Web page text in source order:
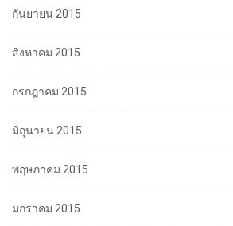
กันยายน 2015
สิงหาคม 2015
กรกฎาคม 2015
มิถุนายน 2015
พฤษภาคม 2015
มกราคม 2015